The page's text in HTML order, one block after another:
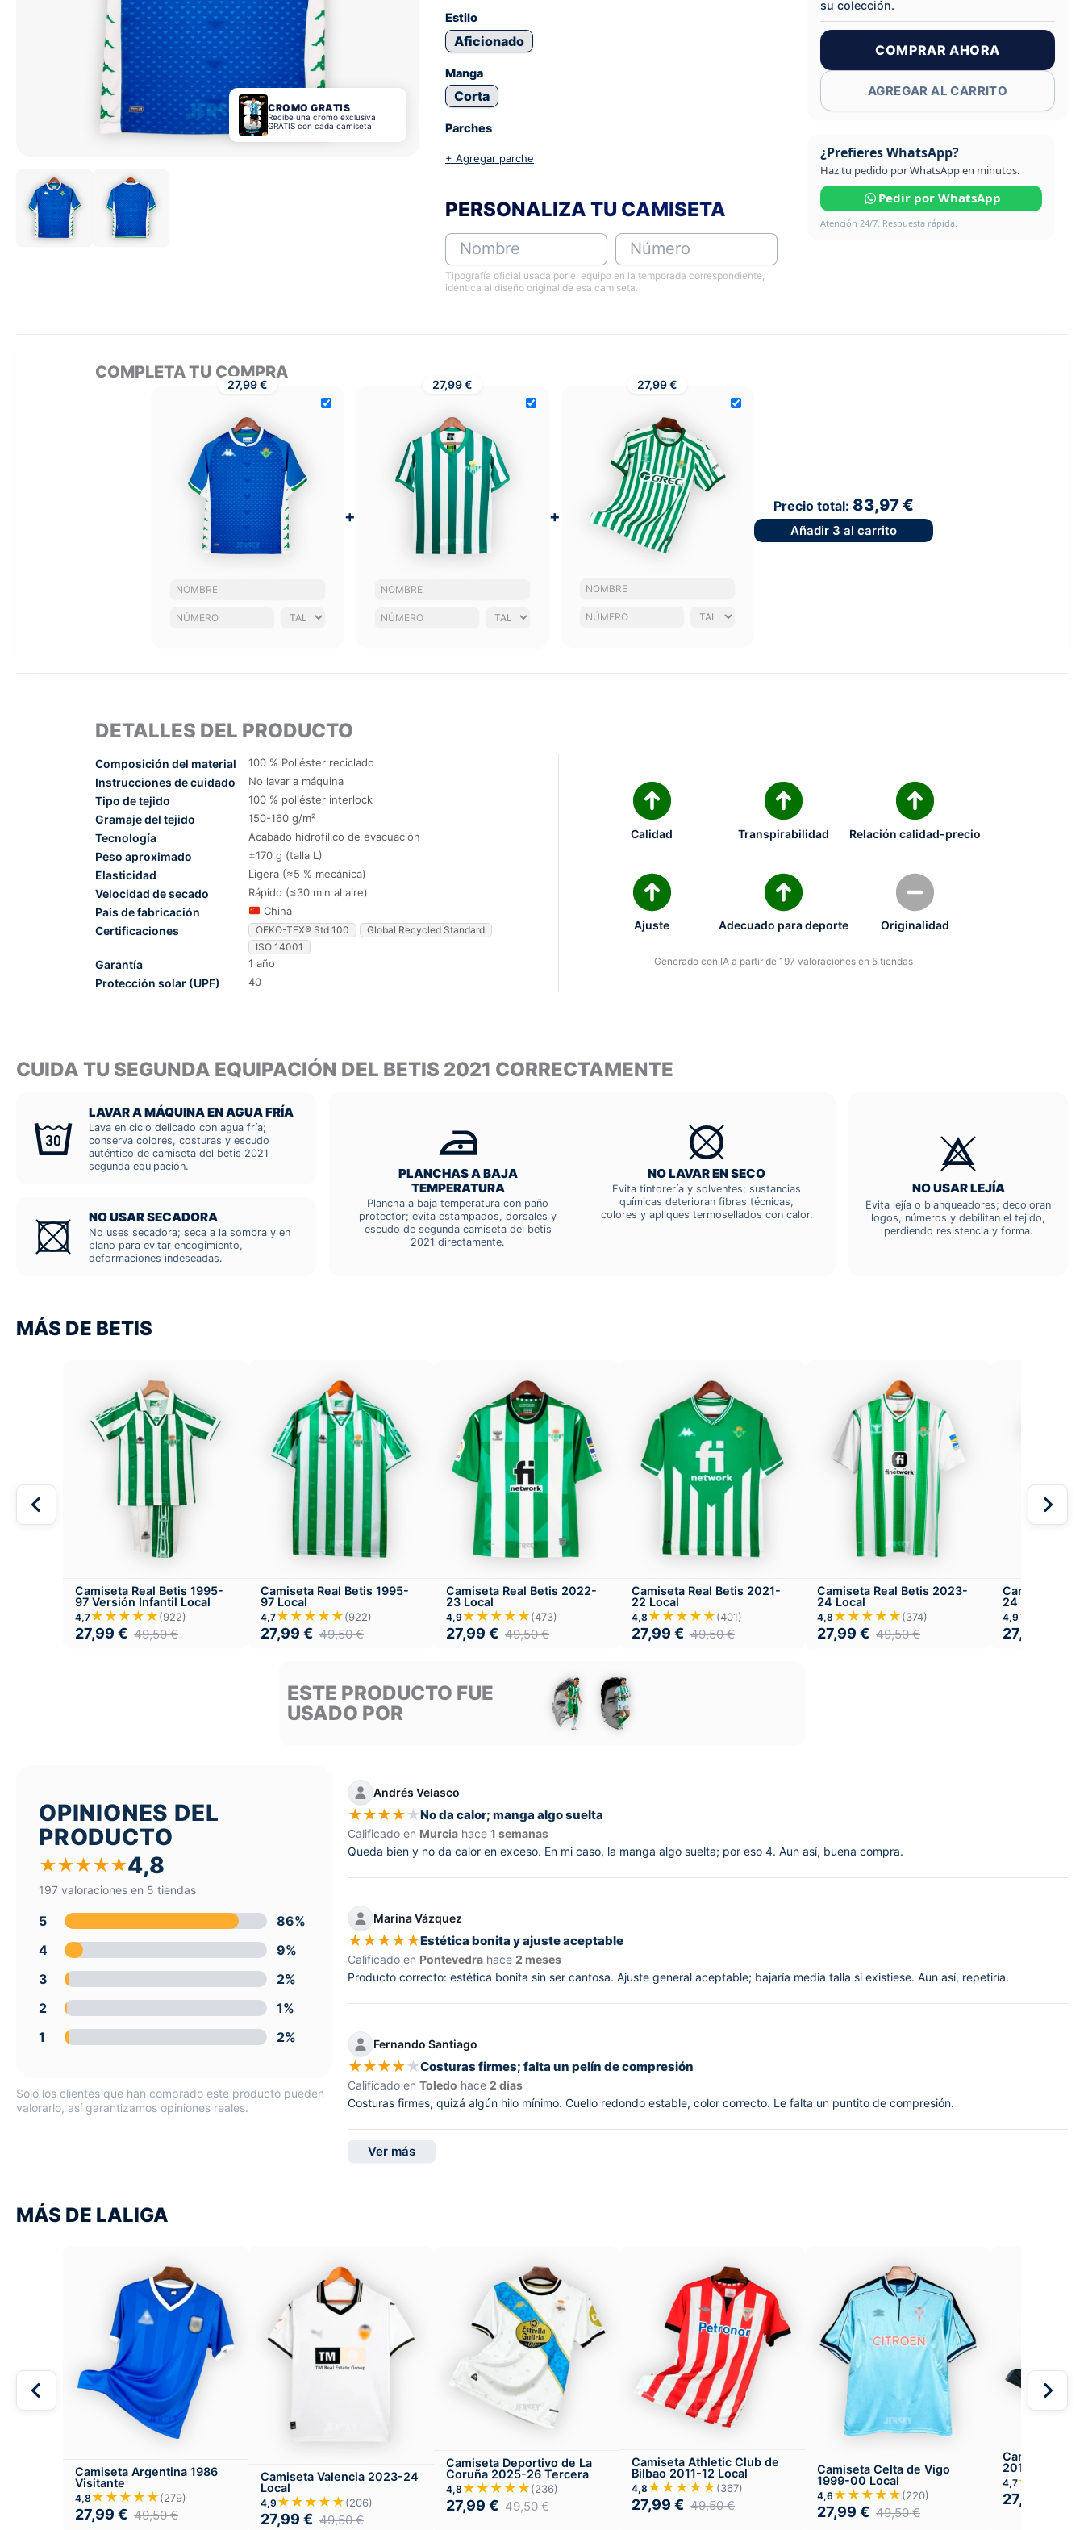
CROMO GRATIS
Recibe una cromo exclusiva
GRATIS con cada camiseta
Estilo
Aficionado
Manga
Corta
Parches
+ Agregar parche
PERSONALIZA TU CAMISETA
Nombre Número
Tipografía oficial usada por el equipo en la temporada correspondiente,
idéntica al diseño original de esa camiseta.
su colección.
COMPRAR AHORA
AGREGAR AL CARRITO
¿Prefieres WhatsApp?
Haz tu pedido por WhatsApp en minutos.
Pedir por WhatsApp
Atención 24/7. Respuesta rápida.
COMPLETA TU COMPRA
27,99 €
+
27,99 €
+
27,99 €
Precio total: 83,97 €
Añadir 3 al carrito
DETALLES DEL PRODUCTO
Composición del material 100 % Poliéster reciclado
Instrucciones de cuidado No lavar a máquina
Tipo de tejido 100 % poliéster interlock
Gramaje del tejido 150-160 g/m²
Tecnología Acabado hidrofílico de evacuación
Peso aproximado ±170 g (talla L)
Elasticidad Ligera (≈5 % mecánica)
Velocidad de secado Rápido (≤30 min al aire)
País de fabricación China
Certificaciones OEKO-TEX® Std 100
Global Recycled Standard
ISO 14001
Garantía 1 año
Protección solar (UPF) 40
Calidad Transpirabilidad Relación calidad-precio
Ajuste Adecuado para deporte Originalidad
Generado con IA a partir de 197 valoraciones en 5 tiendas
CUIDA TU SEGUNDA EQUIPACIÓN DEL BETIS 2021 CORRECTAMENTE
LAVAR A MÁQUINA EN AGUA FRÍA
Lava en ciclo delicado con agua fría;
conserva colores, costuras y escudo
auténtico de camiseta del betis 2021
segunda equipación.
NO USAR SECADORA
No uses secadora; seca a la sombra y en
plano para evitar encogimiento,
deformaciones indeseadas.
PLANCHAS A BAJA
TEMPERATURA
Plancha a baja temperatura con paño
protector; evita estampados, dorsales y
escudo de segunda camiseta del betis
2021 directamente.
NO LAVAR EN SECO
Evita tintorería y solventes; sustancias
químicas deterioran fibras técnicas,
colores y apliques termosellados con calor.
NO USAR LEJÍA
Evita lejía o blanqueadores; decoloran
logos, números y debilitan el tejido,
perdiendo resistencia y forma.
MÁS DE BETIS
Camiseta Real Betis 1995-
97 Versión Infantil Local
4,7★★★★★(922)
27,99 € 49,50€
Camiseta Real Betis 1995-
97 Local
4,7★★★★★(922)
27,99 € 49,50€
Camiseta Real Betis 2022-
23 Local
4,9 ★★★★★(473)
27,99 € 49,50€
Camiseta Real Betis 2021-
22 Local
4,8 ★★★★★(401)
27,99 € 49,50€
Camiseta Real Betis 2023-
24 Local
4,8 ★★★★★(374)
27,99 € 49,50€
Camiseta
24 Versión
4,9
27,99
ESTE PRODUCTO FUE
USADO POR
OPINIONES DEL
PRODUCTO
★★★★★4,8
197 valoraciones en 5 tiendas
5
86%
4
9%
3
2%
2
1%
1
2%
Solo los clientes que han comprado este producto pueden
valorarlo, así garantizamos opiniones reales.
Andrés Velasco
★★★★★No da calor; manga algo suelta
Calificado en Murcia hace1 semanas
Queda bien y no da calor en exceso. En mi caso, la manga algo suelta; por eso 4. Aun así, buena compra.
Marina Vázquez
★★★★★Estética bonita y ajuste aceptable
Calificado en Pontevedra hace2 meses
Producto correcto: estética bonita sin ser cantosa. Ajuste general aceptable; bajaría media talla si existiese. Aun así, repetiría.
Fernando Santiago
★★★★★Costuras firmes; falta un pelín de compresión
Calificado enToledo hace2 días
Costuras firmes, quizá algún hilo mínimo. Cuello redondo estable, color correcto. Le falta un puntito de compresión.
Ver más
MÁS DE LALIGA
Camiseta Argentina 1986
Visitante
4,8 ★★★★★(279)
27,99 € 49,50€
Camiseta Valencia 2023-24
Local
4,9 ★★★★★(206)
27,99 € 49,50€
Camiseta Deportivo de La
Coruña 2025-26 Tercera
4,8 ★★★★★(236)
27,99 € 49,50€
Camiseta Athletic Club de
Bilbao 2011-12 Local
4,8 ★★★★★(367)
27,99 € 49,50€
Camiseta Celta de Vigo
1999-00 Local
4,6 ★★★★★(220)
27,99 € 49,50€
Camiseta
2016-17
4,7
27,99